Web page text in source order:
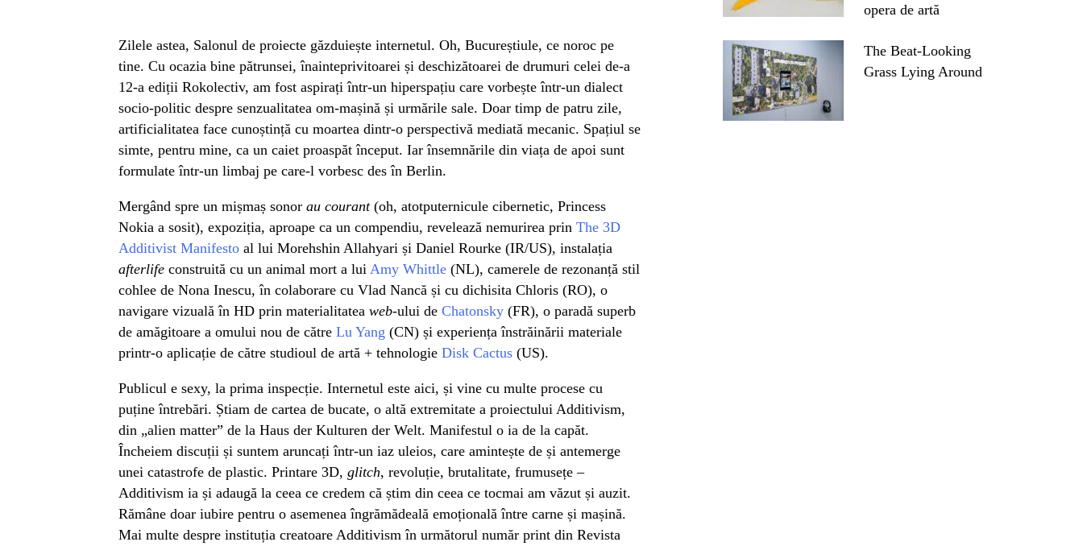
Zilele astea, Salonul de proiecte găzduiește internetul. Oh, Bucureștiule, ce noroc pe
tine. Cu ocazia bine pătrunsei, înainteprivitoarei și deschizătoarei de drumuri celei de-a
12-a ediții Rokolectiv, am fost aspirați într-un hiperspațiu care vorbește într-un dialect
socio-politic despre senzualitatea om-mașină și urmările sale. Doar timp de patru zile,
artificialitatea face cunoștință cu moartea dintr-o perspectivă mediată mecanic. Spațiul se
simte, pentru mine, ca un caiet proaspăt început. Iar însemnările din viața de apoi sunt
formulate într-un limbaj pe care-l vorbesc des în Berlin.
Mergând spre un mișmaș sonor au courant(oh, atotputernicule cibernetic, Princess
Nokia a sosit), expoziția, aproape ca un compendiu, revelează nemurirea prin The 3D
Additivist Manifesto al lui Morehshin Allahyari și Daniel Rourke (IR/US), instalația
afterlife construită cu un animal mort a lui Amy Whittle (NL), camerele de rezonanță stil
cohlee de Nona Inescu, în colaborare cu Vlad Nancă și cu dichisita Chloris (RO), o
navigare vizuală în HD prin materialitatea web-ului de Chatonsky (FR), o paradă superb
de amăgitoare a omului nou de către Lu Yang (CN) și experiența înstrăinării materiale
printr-o aplicație de către studioul de artă + tehnologie Disk Cactus (US).
Publicul e sexy, la prima inspecție. Internetul este aici, și vine cu multe procese cu
puține întrebări. Știam de cartea de bucate, o altă extremitate a proiectului Additivism,
din „alien matter” de la Haus der Kulturen der Welt. Manifestul o ia de la capăt.
Încheiem discuții și suntem aruncați într-un iaz uleios, care amintește de și antemerge
unei catastrofe de plastic. Printare 3D, glitch, revoluție, brutalitate, frumusețe –
Additivism ia și adaugă la ceea ce credem că știm din ceea ce tocmai am văzut și auzit.
Rămâne doar iubire pentru o asemenea îngrămădeală emoțională între carne și mașină.
Mai multe despre instituția creatoare Additivism în următorul număr print din Revista
opera de artă
The Beat-Looking
Grass Lying Around